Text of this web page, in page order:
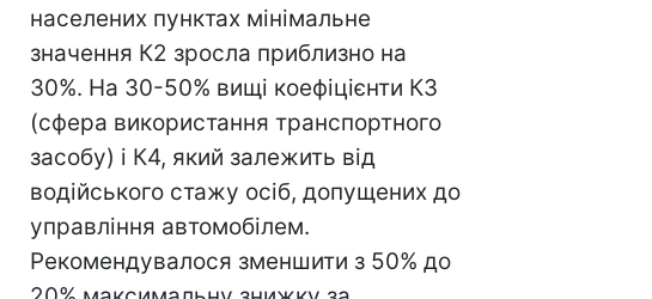
населених пунктах мінімальне
значення К2 зросла приблизно на
30%. На 30-50% вищі коефіцієнти К3
(сфера використання транспортного
засобу) і К4, який залежить від
водійського стажу осіб, допущених до
управління автомобілем.
Рекомендувалося зменшити з 50% до